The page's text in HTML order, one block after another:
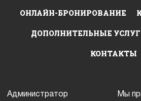
ОНЛАЙН-БРОНИРОВАНИЕ
ДОПОЛНИТЕЛЬНЫЕ
КОНТАКТЫ
Администратор
Мы